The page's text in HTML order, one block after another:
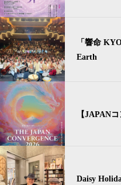
「響命
Earth
【JAPAN
Daisy